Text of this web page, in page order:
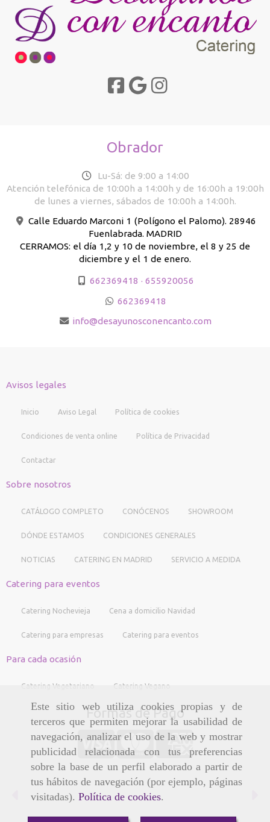
Este sitio web utiliza cookies propias y de
terceros que permiten mejorar la usabilidad de
navegación, analizar el uso de la web y mostrar
publicidad relacionada con tus preferencias
sobre la base de un perfil elaborado a partir de
tus hábitos de navegación (por ejemplo, páginas
visitadas). Política de cookies.
Obrador
Lu-Sá: de 9:00 a 14:00
Atención telefónica de 10:00h a 14:00h y de 16:00h a 19:00h
de lunes a viernes, sábados de 10:00h a 14:00h.
Calle Eduardo Marconi 1 (Polígono el Palomo). 28946
Fuenlabrada. MADRID
CERRAMOS: el día 1,2 y 10 de noviembre, el 8 y 25 de
diciembre y el 1 de enero.
662369418 · 655920056
662369418
info
desayunosconencanto.com
Avisos legales
Inicio Aviso Legal Política de cookies
Condiciones de venta online Política de Privacidad
Contactar
Sobre nosotros
CATÁLOGO COMPLETO CONÓCENOS SHOWROOM
DÓNDE ESTAMOS CONDICIONES GENERALES
NOTICIAS CATERING EN MADRID SERVICIO A MEDIDA
Catering para eventos
Catering Nochevieja Cena a domicilio Navidad
Catering para empresas Catering para eventos
Para cada ocasión
Catering Vegetariano Catering Vegano
Formas de Pago
Anterior